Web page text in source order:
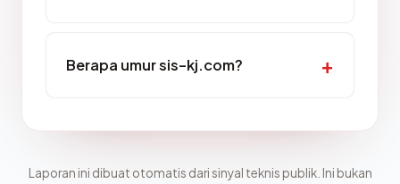
Berapa umur sis-kj.com?
Laporan ini dibuat otomatis dari sinyal teknis publik. Ini bukan